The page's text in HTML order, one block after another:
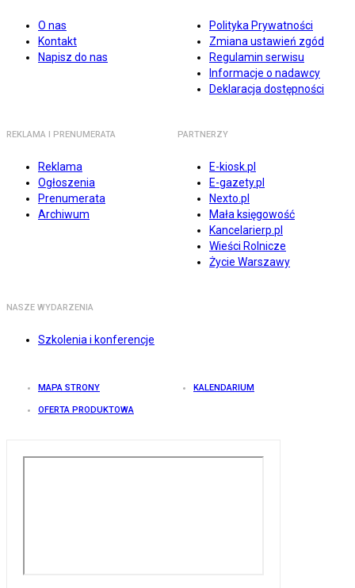
O nas
Kontakt
Napisz do nas
Polityka Prywatności
Zmiana ustawień zgód
Regulamin serwisu
Informacje o nadawcy
Deklaracja dostępności
REKLAMA I PRENUMERATA
Reklama
Ogłoszenia
Prenumerata
Archiwum
PARTNERZY
E-kiosk.pl
E-gazety.pl
Nexto.pl
Mała księgowość
Kancelarierp.pl
Wieści Rolnicze
Życie Warszawy
NASZE WYDARZENIA
Szkolenia i konferencje
MAPA STRONY KALENDARIUM
OFERTA PRODUKTOWA